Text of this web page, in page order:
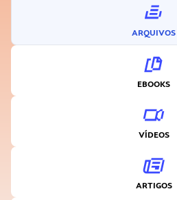
ARQUIVOS
EBOOKS
VÍDEOS
ARTIGOS